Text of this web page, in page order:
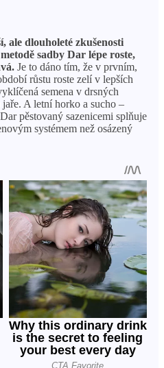
ale dlouholeté zkušenosti
sadby Dar lépe roste,
Je to dáno tím, že v prvním,
růstu roste zelí v lepších
semena v drsných
A letní horko a sucho –
pěstovaný sazenicemi splňuje
systémem než osázený